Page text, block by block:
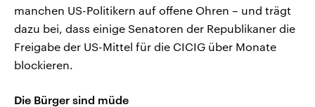
manchen US-Politikern auf offene Ohren – und trägt
dazu bei, dass einige Senatoren der Republikaner die
Freigabe der US-Mittel für die CICIG über Monate
blockieren.
Die Bürger sind müde